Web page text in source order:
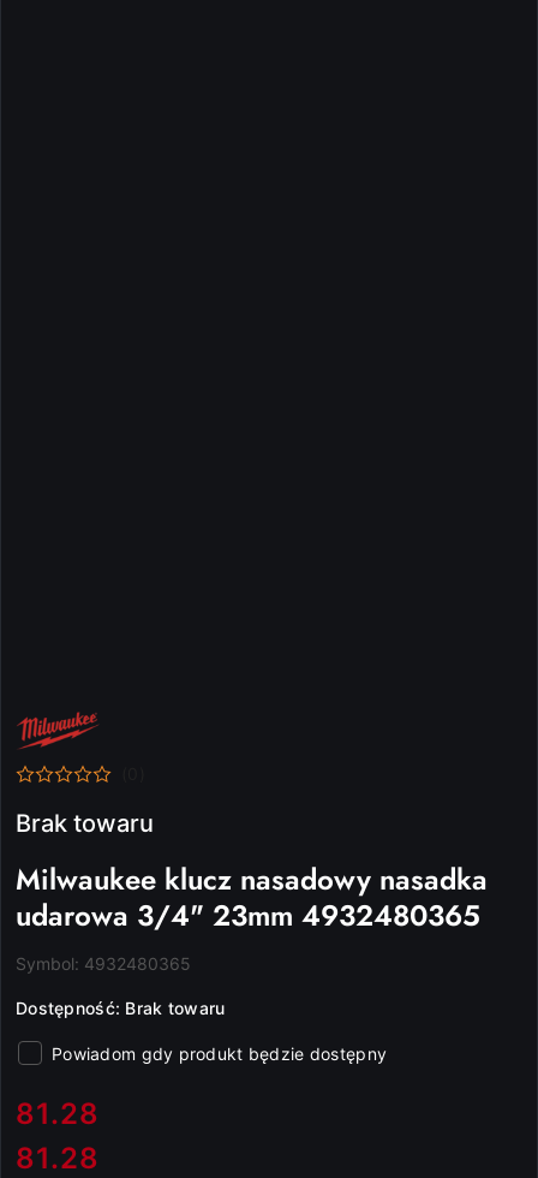
NAZWA
PRODUCENTA:
MILWAUKEE
Brak towaru
Milwaukee klucz nasadowy nasadka
udarowa 3/4" 23mm 4932480365
Symbol: 4932480365
Dostępność: Brak towaru
Powiadom gdy produkt będzie dostępny
cena:
81.28
Cena:
81.28